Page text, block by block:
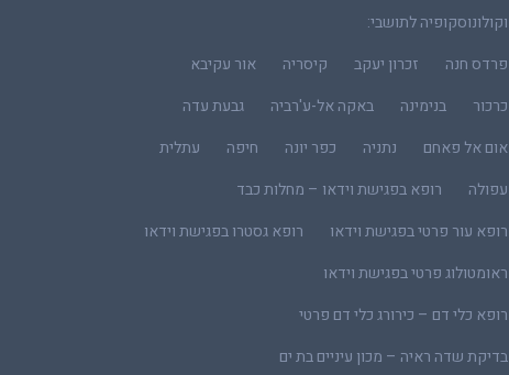
וקולונוסקופיה לתושבי:
פרדס חנה
זכרון יעקב קיסריה
אור עקיבא
כרכור
בנימינה באקה אל-ע'רביה
גבעת עדה
אום אל פאחם
נתניה כפר יונה חיפה
עתלית
עפולה
רופא בפגישת וידאו – מחלות כבד
רופא עור פרטי בפגישת וידאו
רופא גסטרו בפגישת וידאו
ראומטולוג פרטי בפגישת וידאו
רופא כלי דם – כירורג כלי דם פרטי
בדיקת שדה ראיה – מכון עיניים בת ים